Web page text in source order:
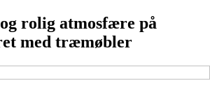
rolig atmosfære på
med træmøbler